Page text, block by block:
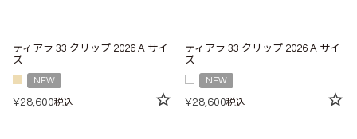
ティアラ 33 クリップ 2026 A サイ
ズ
NEW
¥28,600税込
ティアラ 33 クリップ 2026 A サイ
ズ
NEW
¥28,600税込